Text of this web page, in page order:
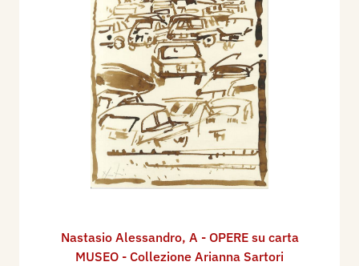
Nastasio Alessandro, A - OPERE su carta
MUSEO - Collezione Arianna Sartori